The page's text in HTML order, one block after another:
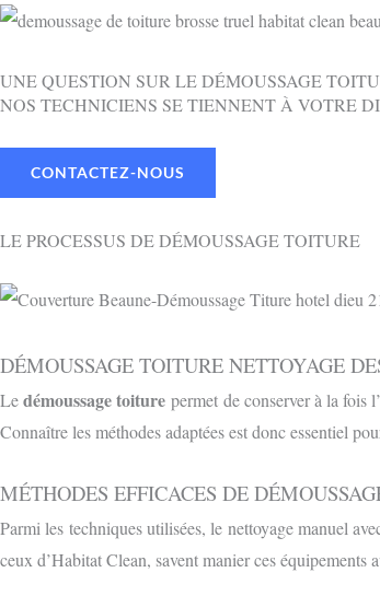
UNE QUESTION SUR LE DÉMOUSSAGE
NOS TECHNICIENS SE TIENNENT À VOTRE
CONTACTEZ-NOUS
LE PROCESSUS DE DÉMOUSSAGE TOITURE
DÉMOUSSAGE TOITURE NETTOYAGE
Ledémoussage toiture permet de conserver à la fois
Connaître les méthodes adaptées est donc essentiel
MÉTHODES EFFICACES DE
Parmi les techniques utilisées, le nettoyage manuel
ceux d’Habitat Clean, savent manier ces